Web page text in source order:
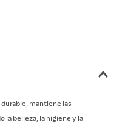
mantiene las
la belleza, la higiene y la